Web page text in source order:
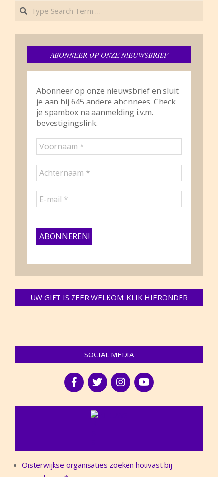
Search
ABONNEER OP ONZE NIEUWSBRIEF
Abonneer op onze nieuwsbrief en sluit
je aan bij 645 andere abonnees. Check
je spambox na aanmelding i.v.m.
bevestigingslink.
UW GIFT IS ZEER WELKOM: KLIK HIERONDER
SOCIAL MEDIA
Oisterwijkse organisaties zoeken houvast bij